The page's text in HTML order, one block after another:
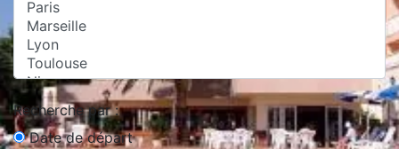
Recherche par :
Date de départ